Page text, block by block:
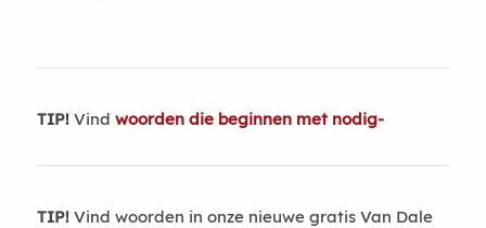
TIP!Vind woorden die beginnen met nodig-
TIP!Vind woorden in onze nieuwe gratis Van Dale